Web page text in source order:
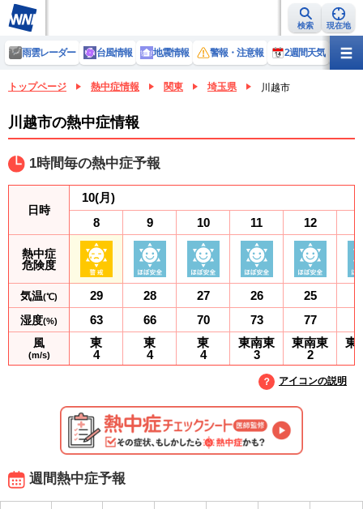
検索 現在地
雨雲レーダー 台風情報 地震情報 警報・注意報 2週間天気 ラ
トップページ 熱中症情報 関東 埼玉県 川越市
川越市の熱中症情報
1時間毎の熱中症予報
日時
熱中症
危険度
気温(℃)
湿度(%)
風
(m/s)
10(月)
8
29
63
東
4
9
28
66
東
4
10
27
70
東
4
11
26
73
東南東
3
12
25
77
東南東
2
東
アイコンの説明
週間熱中症予報